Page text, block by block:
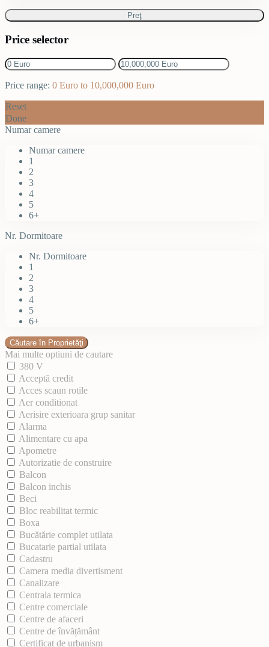
Preţ
Price selector
Price range: 0 Euro to 10,000,000 Euro
Reset
Done
Numar camere
Numar camere
1
2
3
4
5
6+
Nr. Dormitoare
Nr. Dormitoare
1
2
3
4
5
6+
Mai multe optiuni de cautare
380 V
Acceptă credit
Acces scaun rotile
Aer conditionat
Aerisire exterioara grup sanitar
Alarma
Alimentare cu apa
Apometre
Autorizatie de construire
Balcon
Balcon inchis
Beci
Bloc reabilitat termic
Boxa
Bucătărie complet utilata
Bucatarie partial utilata
Cadastru
Camera media divertisment
Canalizare
Centrala termica
Centre comerciale
Centre de afaceri
Centre de învățământ
Certificat de urbanism